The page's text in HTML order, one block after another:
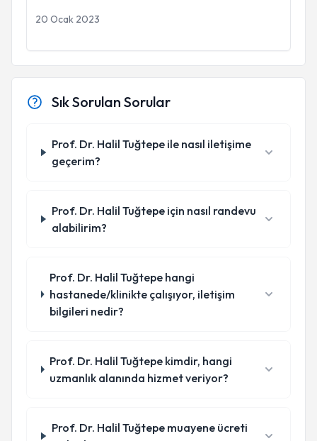
20 Ocak 2023
Sık Sorulan Sorular
Prof. Dr. Halil Tuğtepe ile nasıl iletişime
geçerim?
Prof. Dr. Halil Tuğtepe için nasıl randevu
alabilirim?
Prof. Dr. Halil Tuğtepe hangi
hastanede/klinikte çalışıyor, iletişim
bilgileri nedir?
Prof. Dr. Halil Tuğtepe kimdir, hangi
uzmanlık alanında hizmet veriyor?
Prof. Dr. Halil Tuğtepe muayene ücreti